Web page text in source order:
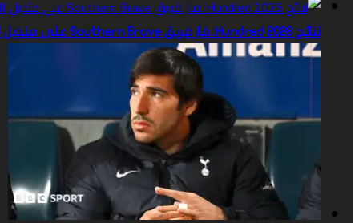
نتائج Hundred 2026: فاز فريق Southern Brave على متذيل الترتيب برمنغهام فينيكس